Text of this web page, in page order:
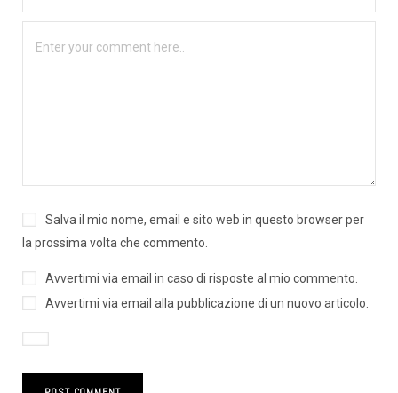
Salva il mio nome, email e sito web in questo browser per
la prossima volta che commento.
Avvertimi via email in caso di risposte al mio commento.
Avvertimi via email alla pubblicazione di un nuovo articolo.